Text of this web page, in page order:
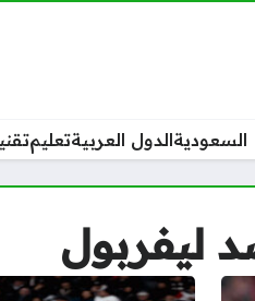
السعوديةالدول العربيةتعليم
ليفربول